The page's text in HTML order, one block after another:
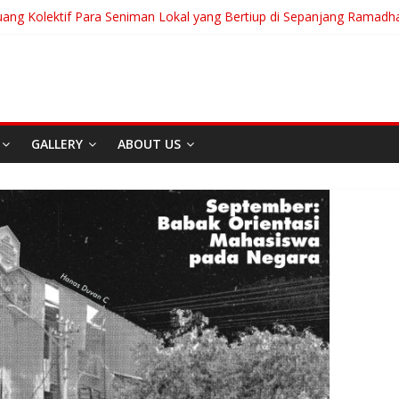
Kolektif Para Seniman Lokal yang Bertiup di Sepanjang
“Messiah” Dari Zagreb Untuk Bandung
GALLERY ABOUT US
Media
REDAKS
Di Asia Afrika
Dunia Tanpa
dan Kolonialisme
2026 Admin
Film Home
Carpe Diem:
Akan Menjalani
Kita Pilih/Ketika
Meminta Kita
Juli 31, 2026